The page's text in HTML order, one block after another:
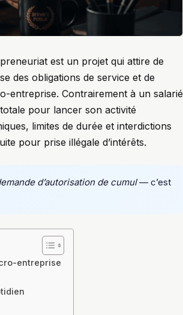
est un projet qui attire de
des obligations de service et de
entreprise. Contrairement à un salarié
pour lancer son activité
limites de durée et interdictions
pour prise illégale d’intérêts.
d’autorisation de cumul— c’est
entreprise